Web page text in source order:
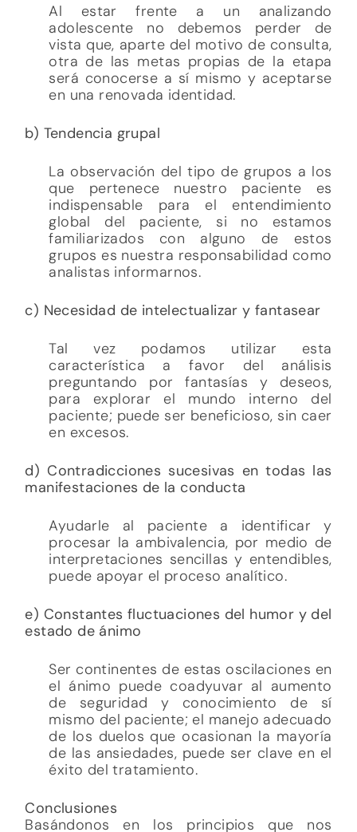
Al estar frente a un analizando
adolescente no debemos perder de
vista que, aparte del motivo de consulta,
otra de las metas propias de la etapa
será conocerse a sí mismo y aceptarse
en una renovada identidad.
b) Tendencia grupal
La observación del tipo de grupos a los
que pertenece nuestro paciente es
indispensable para el entendimiento
global del paciente, si no estamos
familiarizados con alguno de estos
grupos es nuestra responsabilidad como
analistas informarnos.
c) Necesidad de intelectualizar y fantasear
Tal vez podamos utilizar esta
característica a favor del análisis
preguntando por fantasías y deseos,
para explorar el mundo interno del
paciente; puede ser beneficioso, sin caer
en excesos.
d) Contradicciones sucesivas en todas las
manifestaciones de la conducta
Ayudarle al paciente a identificar y
procesar la ambivalencia, por medio de
interpretaciones sencillas y entendibles,
puede apoyar el proceso analítico.
e) Constantes fluctuaciones del humor y del
estado de ánimo
Ser continentes de estas oscilaciones en
el ánimo puede coadyuvar al aumento
de seguridad y conocimiento de sí
mismo del paciente; el manejo adecuado
de los duelos que ocasionan la mayoría
de las ansiedades, puede ser clave en el
éxito del tratamiento.
Conclusiones
Basándonos en los principios que nos